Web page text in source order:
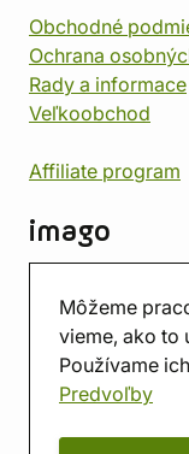
Môžeme
vieme, ako to
Používame
Predvoľby
Obchodné
Ochrana
Rady a informace
Veľkoobchod
Affiliate program
imago
Predajňa
Herňa
O nás
Hodnotenie